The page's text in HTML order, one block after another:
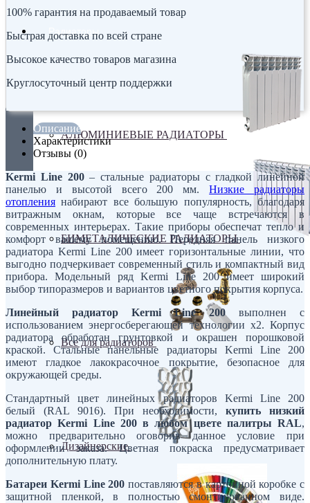
АЛЮМИНИЕВЫЕ РАДИАТОРЫ
БИМЕТАЛИЧЕСКИЕ РАДИАТОРЫ
Все для радиаторов
Дизайнерские
100% гарантия на продаваемый товар
Быстрая доставка по всей стране
Высокое качество товаров магазина
Круглосуточный центр поддержки
Описание
Характеристики
Отзывы (0)
Kermi Line 200– стальные радиаторы с гладкой линейной
панелью и высотой всего 200 мм.Низкие радиаторы
отопления набирают все большую популярность, благодаря
витражным окнам, которые все чаще встречаются в
современных интерьерах. Такие приборы обеспечат тепло и
комфорт вашему помещению. Передняя панель низкого
радиатора Kermi Line 200 имеет горизонтальные линии, что
выгодно подчеркивает современный стиль и компактный вид
прибора. Модельный ряд Kermi Line 200 имеет широкий
выбор типоразмеров и вариантов цветного покрытия корпуса.
Линейный радиатор Kermi Line 200выполнен с
использованием энергосберегающей технологии x2. Корпус
радиатора обработан грунтовкой и окрашен порошковой
краской. Стальные панельные радиаторы Kermi Line 200
имеют гладкое лакокрасочное покрытие, безопасное для
окружающей среды.
Стандартный цвет линейных радиаторов Kermi Line 200
белый (RAL 9016). При необходимости, купить низкий
радиатор Kermi Line 200 в любом цвете палитры RAL,
можно предварительно оговорив данное условие при
оформлении заказа. Цветная покраска предусматривает
дополнительную плату.
Батареи Kermi Line 200 поставляются в картонной коробке с
защитной пленкой, в полностью смонтированном виде.